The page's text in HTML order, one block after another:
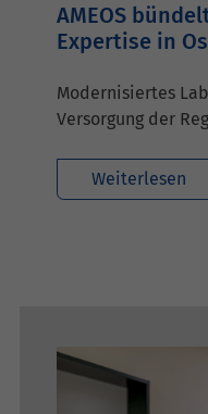
AMEOS
Expertise in
Modernisiertes
Versorgung der
Weiterlesen